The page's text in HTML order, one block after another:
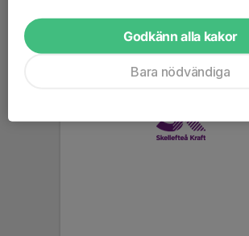
Godkänn alla kakor
Bara nödvändiga